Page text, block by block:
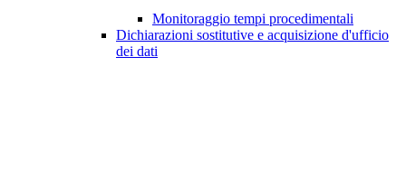
Monitoraggio tempi procedimentali
Dichiarazioni sostitutive e acquisizione d'ufficio
dei dati